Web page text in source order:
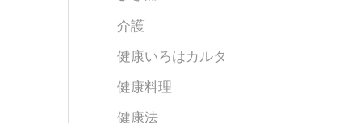
介護
健康いろはカルタ
健康料理
健康法